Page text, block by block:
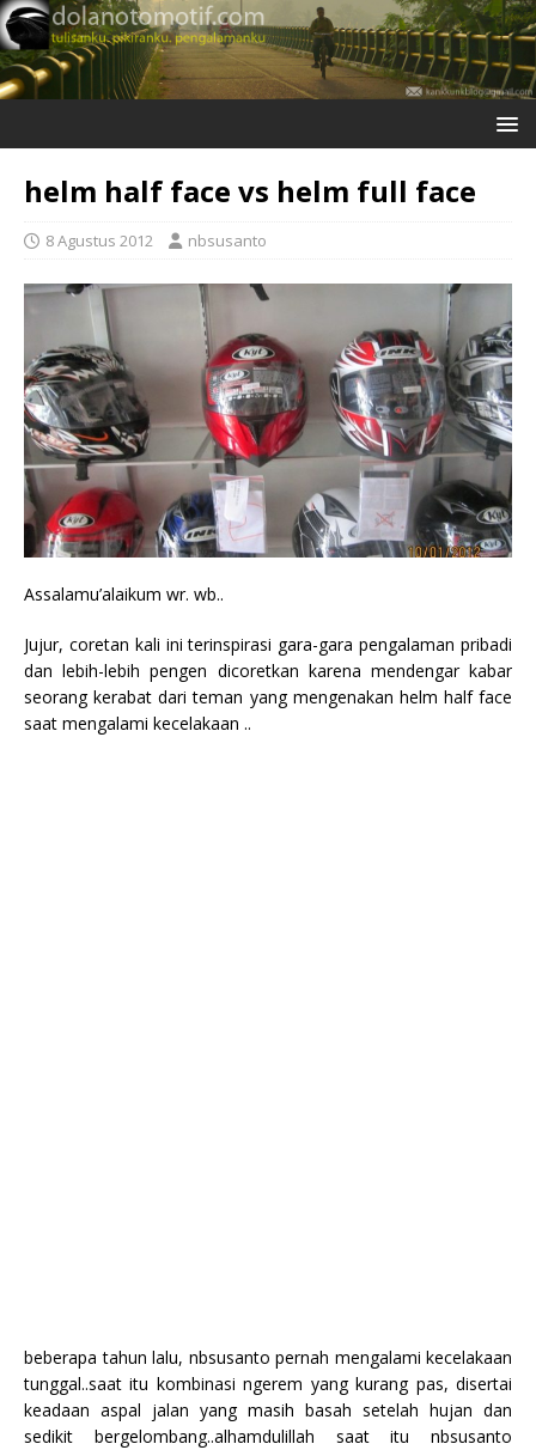
helm half face vs helm full face
8 Agustus 2012 nbsusanto
Assalamu’alaikum wr. wb..
Jujur, coretan kali ini terinspirasi gara-gara pengalaman pribadi
dan lebih-lebih pengen dicoretkan karena mendengar kabar
seorang kerabat dari teman yang mengenakan helm half face
saat mengalami kecelakaan ..
beberapa tahun lalu, nbsusanto pernah mengalami kecelakaan
tunggal..saat itu kombinasi ngerem yang kurang pas, disertai
keadaan aspal jalan yang masih basah setelah hujan dan
sedikit bergelombang..alhamdulillah saat itu nbsusanto